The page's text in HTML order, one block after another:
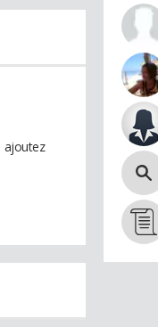
ajoutez